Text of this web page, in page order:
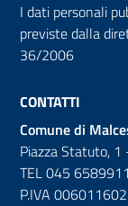
I dati personali
previste dalla
36/2006
CONTATTI
Comune di
Piazza Statuto,
TEL 045 6589911
P.IVA